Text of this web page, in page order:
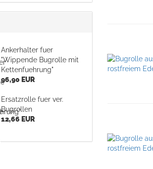
Ankerhalter fuer
"Wippende Bugrolle mit
Kettenfuehrung"
96,90 EUR
Ersatzrolle fuer ver.
Bugrollen
12,66 EUR